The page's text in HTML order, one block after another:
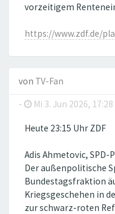
vorzeitigem
https://www.zdf.de/
von TV-Fan
-
Mi 3. Jun 2026, 17:28
Heute 23:15 Uhr ZDF
Adis Ahmetovic,
Der außenpolitische
Bundestagsfraktion
Kriegsgeschehen in
zur schwarz-roten